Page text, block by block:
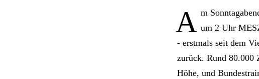
A m
um 2 Uhr
- erstmals seit dem
zurück. Rund 80.000
Höhe, und